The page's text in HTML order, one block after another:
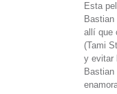
Esta
allí que
(Tami
y evitar